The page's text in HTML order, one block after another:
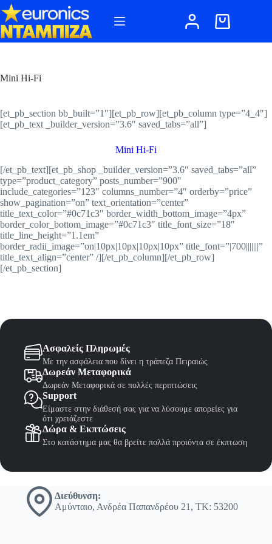
Μετάβαση
στο
περιεχόμενο
Καλάθι
Mini Hi-Fi
[et_pb_section bb_built=”1″][et_pb_row][et_pb_column type=”4_4″]
[et_pb_text _builder_version=”3.6″ saved_tabs=”all”]
Mini Hi-Fi
[/et_pb_text][et_pb_shop _builder_version=”3.6″ saved_tabs=”all”
type=”product_category” posts_number=”900″
include_categories=”123″ columns_number=”4″ orderby=”price”
show_pagination=”on” text_orientation=”center”
title_text_color=”#0c71c3″ border_width_bottom_image=”4px”
border_color_bottom_image=”#0c71c3″ title_font_size=”18″
title_line_height=”1.1em”
border_radii_image=”on|10px|10px|10px|10px” title_font=”|700|||||||”
title_text_align=”center” /][/et_pb_column][/et_pb_row]
[/et_pb_section]
Ασφαλείς Πληρωμές
Με την ασφάλεια που δίνει η τράπεζα Πειραιώς
Δωρεάν Μεταφορικά
Δωρεάν Μεταφορικά σε πολλές περιπτώσεις
Support
Είμαστε στην διάθεσή σας για να λύσουμε απορείες για
ότι χρειάζεστε
Δώρα & Εκπτώσεις
Στο κατάστημα μας θα βρείτε πολλά προιόντα σε έκπτωση
Διεύθυνση:
Αμύνταιο, Ανδρέα Παπανδρέου 21, ΤΚ: 53200